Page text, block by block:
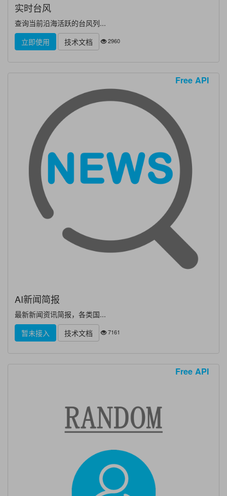
实时台风
查询当前沿海活跃的台风列...
立即使用
技术文档 2960
Free API
AI新闻简报
最新新闻资讯简报，各类国...
暂未接入
技术文档 7161
Free API